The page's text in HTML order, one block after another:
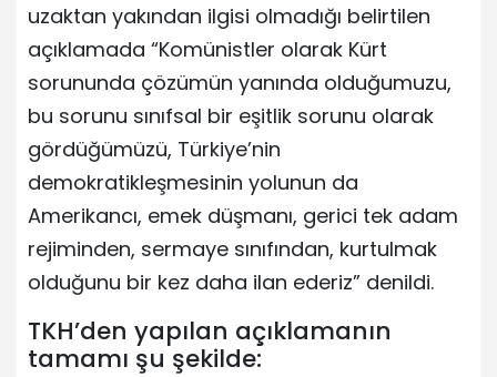
uzaktan yakından ilgisi olmadığı belirtilen
açıklamada “Komünistler olarak Kürt
sorununda çözümün yanında olduğumuzu,
bu sorunu sınıfsal bir eşitlik sorunu olarak
gördüğümüzü, Türkiye’nin
demokratikleşmesinin yolunun da
Amerikancı, emek düşmanı, gerici tek adam
rejiminden, sermaye sınıfından, kurtulmak
olduğunu bir kez daha ilan ederiz” denildi.
TKH’den yapılan açıklamanın
tamamı şu şekilde: